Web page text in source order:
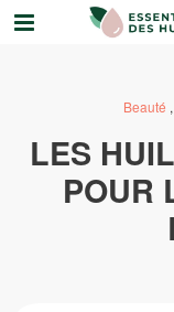
Beauté ,
LES
POUR